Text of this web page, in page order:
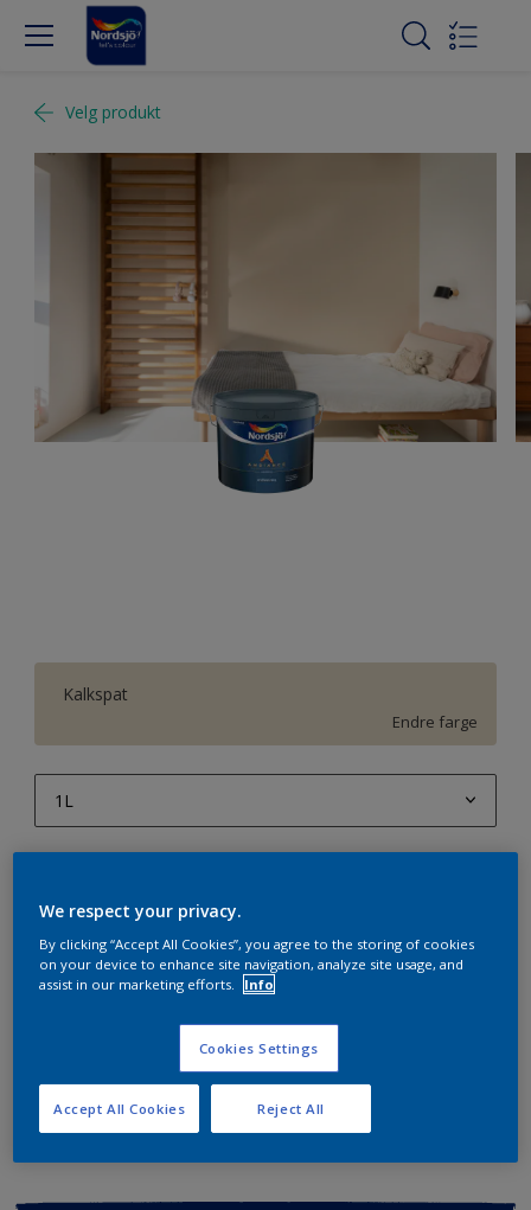
Velg produkt
Kalkspat
Endre farge
1L
1L
10L
Legg i handleliste
Lagre i dine prosjekter Finn en forhandler
We respect your privacy.
By clicking “Accept All Cookies”, you agree to the storing of cookies
on your device to enhance site navigation, analyze site usage, and
assist in our marketing efforts.
Info
Cookies Settings
Reject All
Accept All Cookies